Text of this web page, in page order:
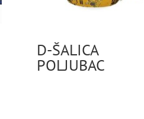
D-ŠALICA
POLJUBAC